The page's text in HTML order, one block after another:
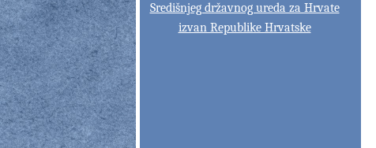
Središnjeg državnog ureda za Hrvate
izvan Republike Hrvatske